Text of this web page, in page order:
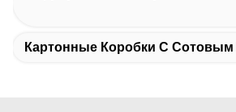
Картонные Коробки С